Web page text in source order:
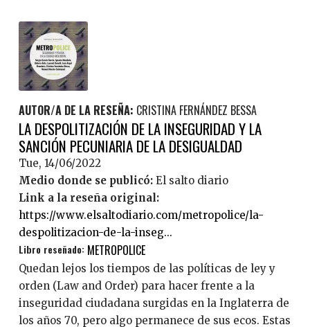
LA DESPOLITIZACIÓN DE LA INSEGURIDAD Y LA
SANCIÓN PECUNIARIA DE LA DESIGUALDAD
AUTOR/A DE LA RESEÑA: CRISTINA FERNÁNDEZ BESSA
Tue, 14/06/2022
Medio donde se publicó: El salto diario
Link a la reseña original:
https://www.elsaltodiario.com/metropolice/la-
despolitizacion-de-la-inseg...
Libro reseñado: METROPOLICE
Quedan lejos los tiempos de las políticas de ley y
orden (Law and Order) para hacer frente a la
inseguridad ciudadana surgidas en la Inglaterra de
los años 70, pero algo permanece de sus ecos. Estas